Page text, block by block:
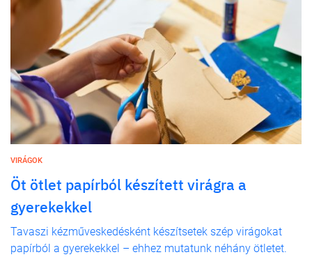
VIRÁGOK
Öt ötlet papírból készített virágra a
gyerekekkel
Tavaszi kézműveskedésként készítsetek szép virágokat
papírból a gyerekekkel – ehhez mutatunk néhány ötletet.